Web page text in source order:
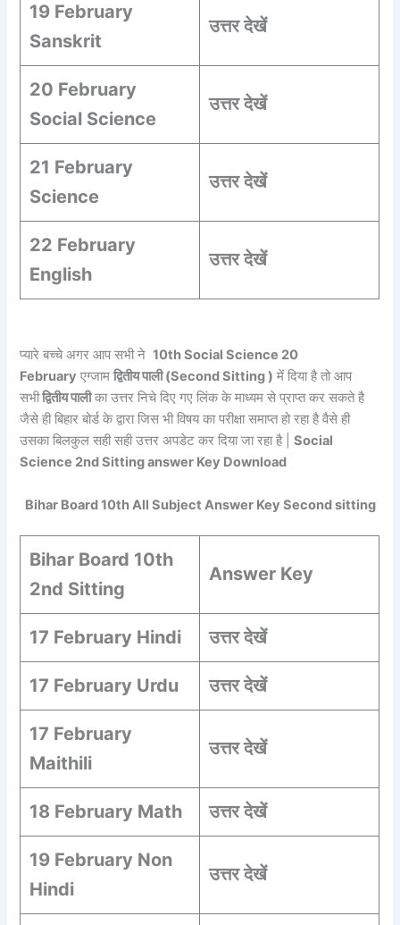
19 February
Sanskrit
उत्तर देखें
20 February
Social Science
उत्तर देखें
21 February
Science
उत्तर देखें
22 February
English
उत्तर देखें
प्यारे बच्चे अगर आप सभी ने10th Social Science 20
February एग्जामद्वितीय पाली (Second Sitting ) में दिया है तो आप
सभीद्वितीय पालीका उत्तर निचे दिए गए लिंक के माध्यम से प्राप्त कर सकते है
जैसे ही बिहार बोर्ड के द्वारा जिस भी विषय का परीक्षा समाप्त हो रहा है वैसे ही
उसका बिलकुल सही सही उत्तर अपडेट कर दिया जा रहा है |Social
Science 2nd Sitting answer Key Download
Bihar Board 10th All Subject Answer Key Second sitting
Bihar Board 10th
2nd Sitting
Answer Key
17 February Hindi उत्तर देखें
17 February Urdu उत्तर देखें
17 February
Maithili
उत्तर देखें
18 February Math उत्तर देखें
19 February Non
Hindi
उत्तर देखें